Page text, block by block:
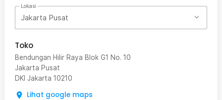
Lokasi
Jakarta Pusat
Toko
Bendungan Hilir Raya Blok G1 No. 10
Jakarta Pusat
DKI Jakarta 10210
Lihat google maps